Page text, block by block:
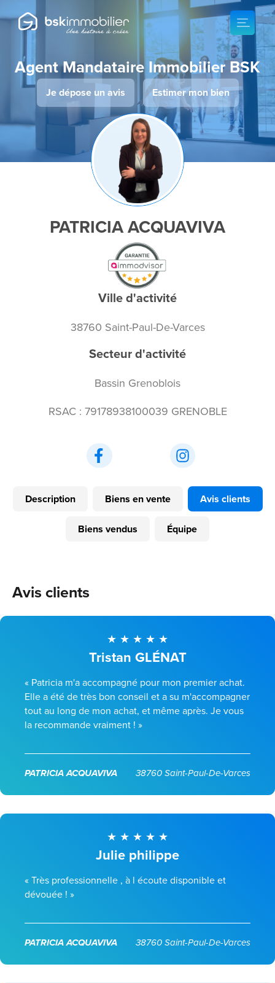
Agent Mandataire Immobilier BSK
Je dépose un avis Estimer mon bien
PATRICIA ACQUAVIVA
Ville d'activité
38760 Saint-Paul-De-Varces
Secteur d'activité
Bassin Grenoblois
RSAC : 79178938100039 GRENOBLE
Description Biens en vente Avis clients
Biens vendus Équipe
Avis clients
Tristan GLÉNAT
« Patricia m'a accompagné pour mon premier achat.
Elle a été de très bon conseil et a su m'accompagner
tout au long de mon achat, et même après. Je vous
la recommande vraiment ! »
PATRICIA ACQUAVIVA 38760 Saint-Paul-De-Varces
Julie philippe
« Très professionnelle , à l écoute disponible et
dévouée ! »
PATRICIA ACQUAVIVA 38760 Saint-Paul-De-Varces